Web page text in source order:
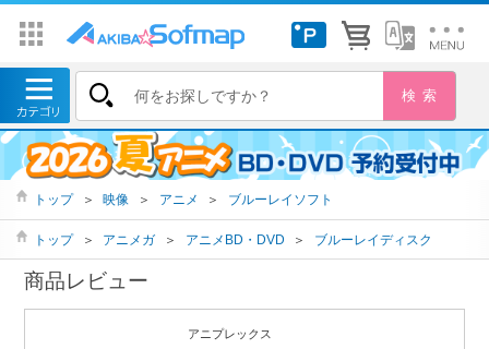
トップ ＞ 映像 ＞ アニメ ＞ ブルーレイソフト
トップ ＞ アニメガ ＞ アニメBD・DVD ＞ ブルーレイディスク
商品レビュー
アニプレックス